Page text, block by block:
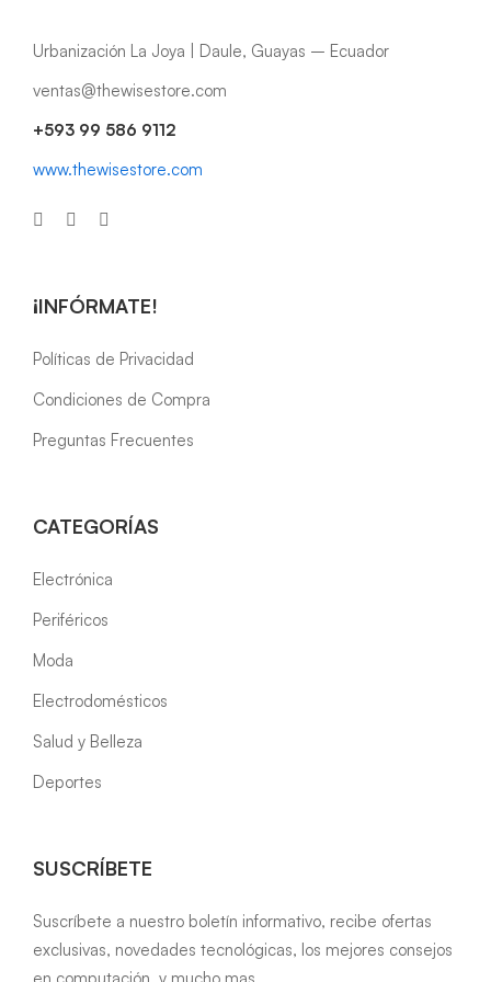
Urbanización La Joya | Daule, Guayas – Ecuador
ventas@thewisestore.com
+593 99 586 9112
www.thewisestore.com
¡INFÓRMATE!
Políticas de Privacidad
Condiciones de Compra
Preguntas Frecuentes
CATEGORÍAS
Electrónica
Periféricos
Moda
Electrodomésticos
Salud y Belleza
Deportes
SUSCRÍBETE
Suscríbete a nuestro boletín informativo, recibe ofertas
exclusivas, novedades tecnológicas, los mejores consejos
en computación, y mucho mas…